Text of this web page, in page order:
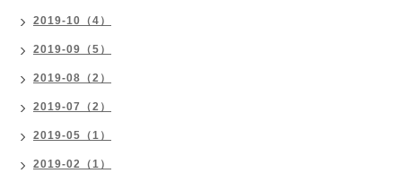
2019-10（4）
2019-09（5）
2019-08（2）
2019-07（2）
2019-05（1）
2019-02（1）